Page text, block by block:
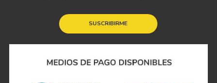
SUSCRIBIRME